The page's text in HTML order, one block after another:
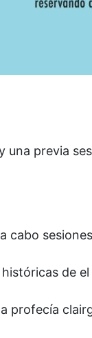
una previa
de
profecía